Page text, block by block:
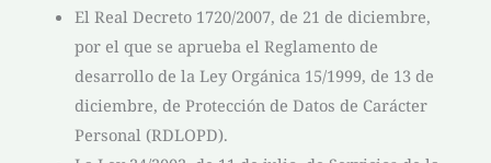
El Real Decreto 1720/2007, de 21 de diciembre,
por el que se aprueba el Reglamento de
desarrollo de la Ley Orgánica 15/1999, de 13 de
diciembre, de Protección de Datos de Carácter
Personal (RDLOPD).